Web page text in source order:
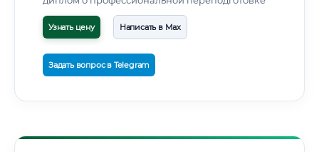
Узнать цену Написать в Max
Задать вопрос в Telegram